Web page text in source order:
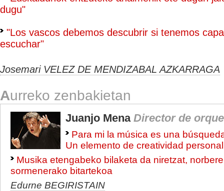
dugu"
"Los vascos debemos descubrir si tenemos
escuchar"
Josemari VELEZ DE MENDIZABAL AZKARRAGA
Aurreko zenbakietan
Juanjo MenaDirector de
Para mi la música es una
Un elemento de creatividad personal
Musika etengabeko bilaketa da niretzat, norbere
sormenerako bitartekoa
Edurne BEGIRISTAIN